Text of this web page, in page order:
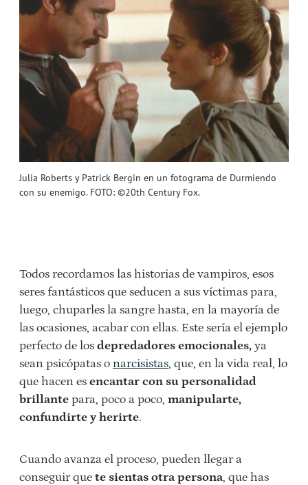
Julia Roberts y Patrick Bergin en un fotograma de Durmiendo
con su enemigo. FOTO: ©20th Century Fox.
Todos recordamos las historias de vampiros, esos
seres fantásticos que seducen a sus víctimas para,
luego, chuparles la sangre hasta, en la mayoría de
las ocasiones, acabar con ellas. Este sería el ejemplo
perfecto de los depredadores emocionales, ya
sean psicópatas o narcisistas, que, en la vida real, lo
que hacen es encantar con su personalidad
brillante para, poco a poco, manipularte,
confundirte y herirte.
Cuando avanza el proceso, pueden llegar a
conseguir que te sientas otra persona, que has